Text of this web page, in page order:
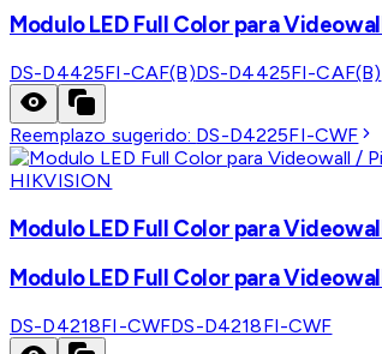
Modulo LED Full Color para
DS-D4425FI-CAF(B)DS-D4425FI-CAF(B)
Reemplazo sugerido: DS-D4225FI-CWF
HIKVISION
Modulo LED Full Color para
Modulo LED Full Color para
DS-D4218FI-CWFDS-D4218FI-CWF